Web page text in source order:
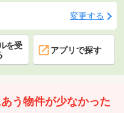
変更する
を受
アプリで探す
う物件が少なかった